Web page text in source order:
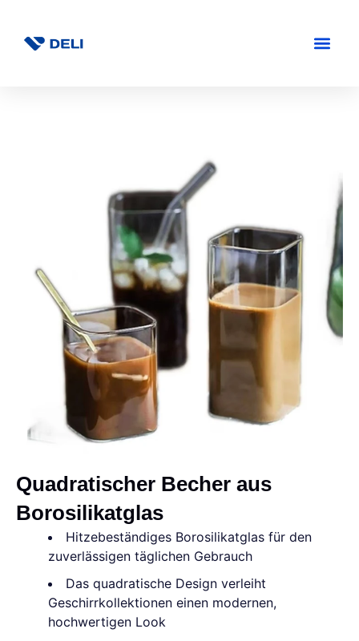
Quadratischer Becher aus
Borosilikatglas
Hitzebeständiges Borosilikatglas für den
zuverlässigen täglichen Gebrauch
Das quadratische Design verleiht
Geschirrkollektionen einen modernen,
hochwertigen Look